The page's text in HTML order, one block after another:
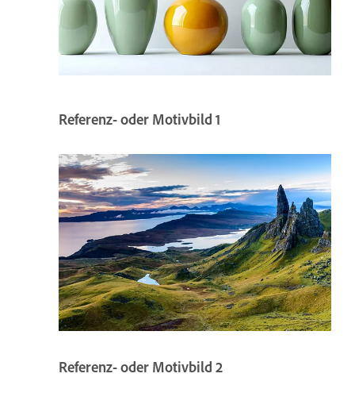
Referenz- oder Motivbild 1
Referenz- oder Motivbild 2